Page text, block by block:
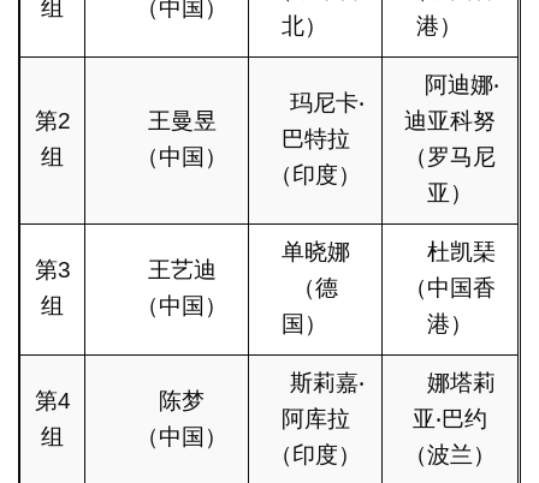
组
（中国）
北）
港）
第2
组
王曼昱
（中国）
玛尼卡‧
巴特拉
（印度）
阿迪娜‧
迪亚科努
（罗马尼
亚）
第3
组
王艺迪
（中国）
单晓娜
（德
国）
杜凯琹
（中国香
港）
第4
组
陈梦
（中国）
斯莉嘉‧
阿库拉
（印度）
娜塔莉
亚‧巴约
（波兰）